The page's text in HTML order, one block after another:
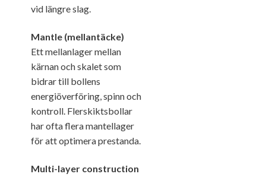
vid längre slag.
Mantle (mellantäcke)
Ett mellanlager mellan
kärnan och skalet som
bidrar till bollens
energiöverföring, spinn och
kontroll. Flerskiktsbollar
har ofta flera mantellager
för att optimera prestanda.
Multi-layer construction